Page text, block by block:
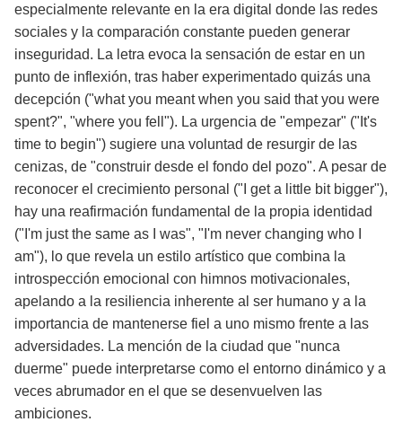
especialmente relevante en la era digital donde las redes
sociales y la comparación constante pueden generar
inseguridad. La letra evoca la sensación de estar en un
punto de inflexión, tras haber experimentado quizás una
decepción ("what you meant when you said that you were
spent?", "where you fell"). La urgencia de "empezar" ("It's
time to begin") sugiere una voluntad de resurgir de las
cenizas, de "construir desde el fondo del pozo". A pesar de
reconocer el crecimiento personal ("I get a little bit bigger"),
hay una reafirmación fundamental de la propia identidad
("I'm just the same as I was", "I'm never changing who I
am"), lo que revela un estilo artístico que combina la
introspección emocional con himnos motivacionales,
apelando a la resiliencia inherente al ser humano y a la
importancia de mantenerse fiel a uno mismo frente a las
adversidades. La mención de la ciudad que "nunca
duerme" puede interpretarse como el entorno dinámico y a
veces abrumador en el que se desenvuelven las
ambiciones.